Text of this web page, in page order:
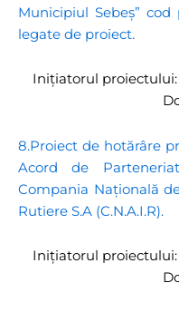
Municipiul Sebeș” cod
legate de proiect.
Inițiatorul
8.Proiect de hotărâre
Acord de
Compania Națională
Rutiere S.A (C.N.A.I.R).
Inițiatorul